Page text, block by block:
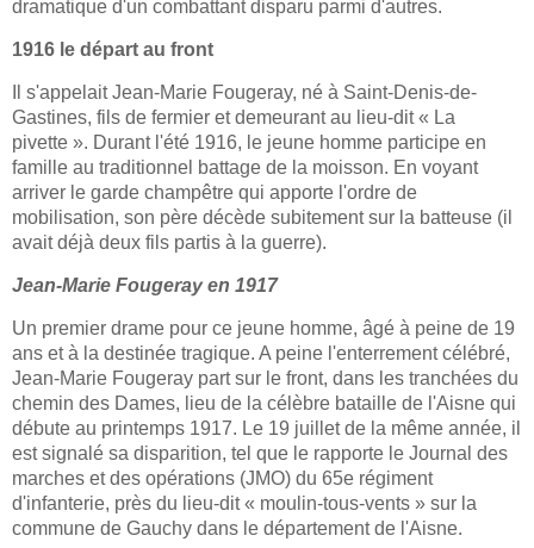
dramatique d'un combattant disparu parmi d'autres.
1916 le départ au front
Il s'appelait Jean-Marie Fougeray, né à Saint-Denis-de-
Gastines, fils de fermier et demeurant au lieu-dit « La
pivette ». Durant l'été 1916, le jeune homme participe en
famille au traditionnel battage de la moisson. En voyant
arriver le garde champêtre qui apporte l'ordre de
mobilisation, son père décède subitement sur la batteuse (il
avait déjà deux fils partis à la guerre).
Jean-Marie Fougeray en 1917
Un premier drame pour ce jeune homme, âgé à peine de 19
ans et à la destinée tragique. A peine l'enterrement célébré,
Jean-Marie Fougeray part sur le front, dans les tranchées du
chemin des Dames, lieu de la célèbre bataille de l'Aisne qui
débute au printemps 1917. Le 19 juillet de la même année, il
est signalé sa disparition, tel que le rapporte le Journal des
marches et des opérations (JMO) du 65e régiment
d'infanterie, près du lieu-dit « moulin-tous-vents » sur la
commune de Gauchy dans le département de l'Aisne.